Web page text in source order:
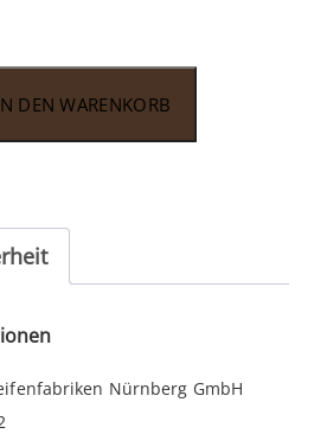
DEN WARENKORB
Nürnberg GmbH